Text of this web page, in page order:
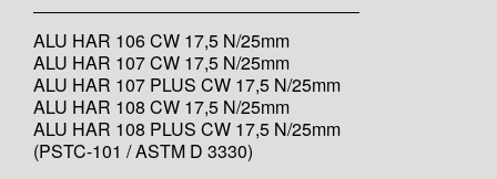
ALU HAR 106 CW 17,5 N/25mm
ALU HAR 107 CW 17,5 N/25mm
ALU HAR 107 PLUS CW 17,5 N/25mm
ALU HAR 108 CW 17,5 N/25mm
ALU HAR 108 PLUS CW 17,5 N/25mm
(PSTC-101 / ASTM D 3330)